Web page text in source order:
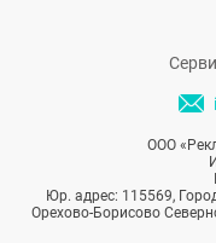
ООО
Юр. адрес: 115569,
Орехово-Борисово